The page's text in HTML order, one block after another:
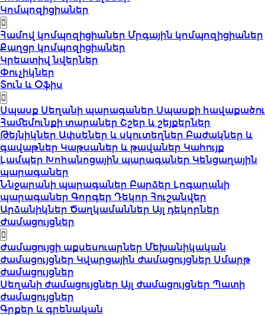
Կոմպոզիցիաներ
Համով կոմպոզիցիաներ Մրգային կոմպոզիցիաներ
Քաղցր կոմպոզիցիաներ
Կրեատիվ նվերներ
Փուչիկներ
Տուն և Օֆիս
Սպասք Սեղանի պարագաներ Սպասքի հավաքածու
Համեմունքի տարաներ Շշեր և շեյքերներ
Թեյնիկներ Ափսեներ և սկուտեղներ Բաժակներ և
գավաթներ Կաթսաներ և թավաներ Կահույք
Լամպեր Խոհանոցային պարագաներ Կենցաղային
պարագաներ
Ննջարանի պարագաներ Բարձեր Լոգարանի
պարագաներ Գորգեր Դեկոր Հուշանվեր
Արձանիկներ Ծաղկամաններ Այլ դեկորներ
Ժամացույցներ
Ժամացույցի աքսեսուարներ Մեխանիկական
ժամացույցներ Կվարցային ժամացույցներ Սմարթ
ժամացույցներ
Սեղանի ժամացույցներ Այլ ժամացույցներ Պատի
ժամացույցներ
Գրքեր և գրենական